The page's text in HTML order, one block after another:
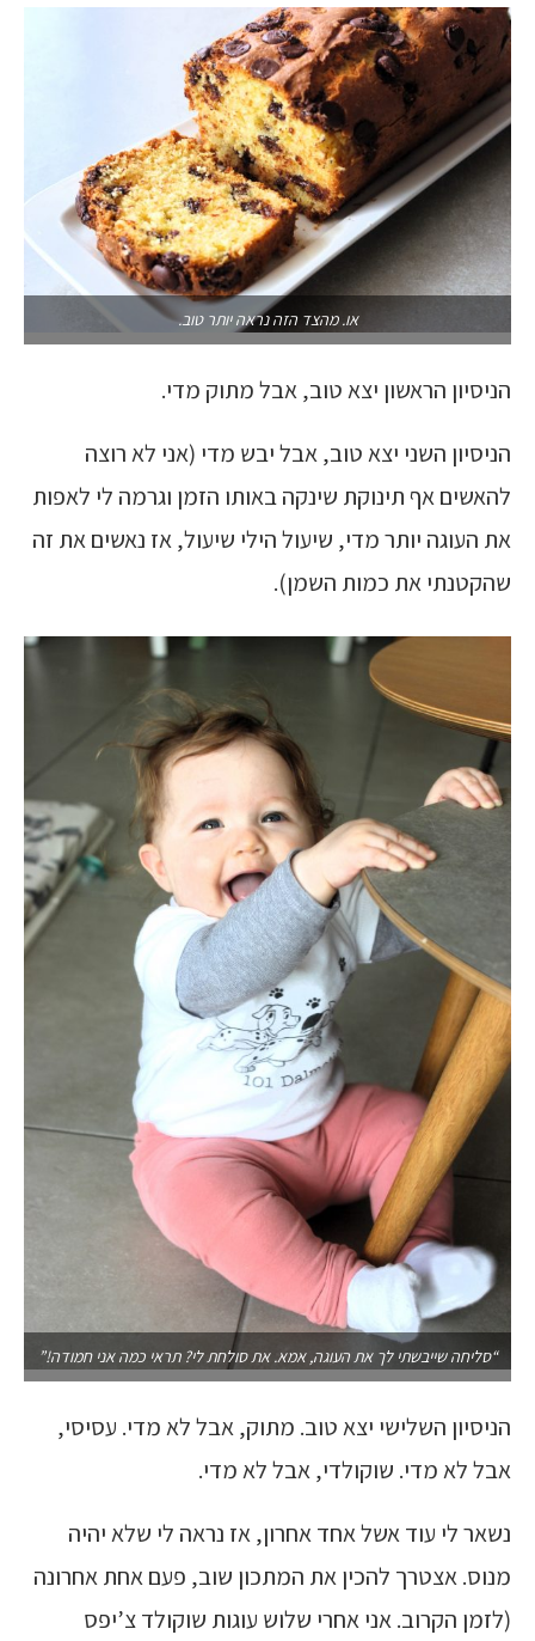
או. מהצד הזה נראה יותר טוב.
הניסיון הראשון יצא טוב, אבל מתוק מדי.
הניסיון השני יצא טוב, אבל יבש מדי (אני לא רוצה
להאשים אף תינוקת שינקה באותו הזמן וגרמה לי לאפות
את העוגה יותר מדי, שיעול הילי שיעול, אז נאשים את זה
שהקטנתי את כמות השמן).
“סליחה שייבשתי לך את העוגה, אמא. את סולחת לי? תראי כמה אני חמודה!”
הניסיון השלישי יצא טוב. מתוק, אבל לא מדי. עסיסי,
אבל לא מדי. שוקולדי, אבל לא מדי.
נשאר לי עוד אשל אחד אחרון, אז נראה לי שלא יהיה
מנוס. אצטרך להכין את המתכון שוב, פעם אחת אחרונה
(לזמן הקרוב. אני אחרי שלוש עוגות שוקולד צ’יפס